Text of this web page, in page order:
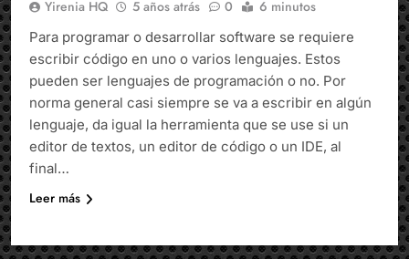
Yirenia HQ 5 años atrás 0 6 minutos
Para programar o desarrollar software se requiere
escribir código en uno o varios lenguajes. Estos
pueden ser lenguajes de programación o no. Por
norma general casi siempre se va a escribir en algún
lenguaje, da igual la herramienta que se use si un
editor de textos, un editor de código o un IDE, al
final…
Leer más